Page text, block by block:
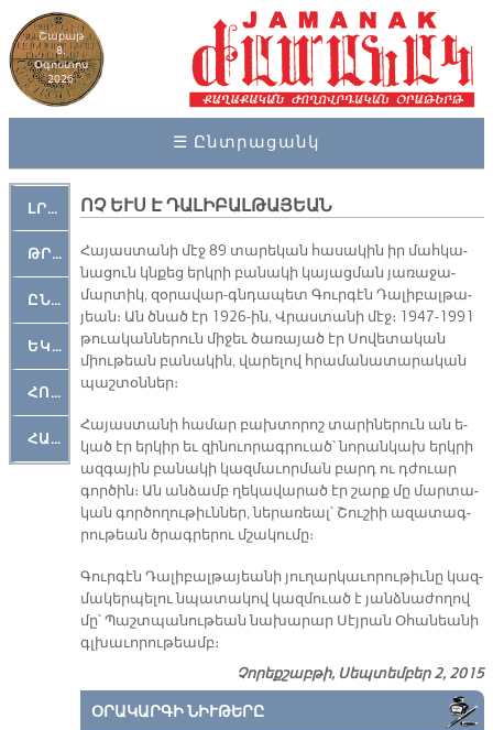
Շաբաթ
8,
Օգոստոս
2026
☰ Ընտրացանկ
ԼՐԱՀՈՍ
ԹՐՔԱՀԱՅ ԿԵԱՆՔ
ԸՆԿԵՐԱՄՇԱԿՈՒԹԱՅԻՆ
ԵԿԵՂԵՑԱԿԱՆ
ՀՈԳԵՄՏԱՒՈՐ
ՀԱՐԹԱԿ
ՈՉ ԵՒՍ Է ԴԱԼԻԲԱԼԹԱՅԵԱՆ
Հա­յաս­տա­նի մէջ 89 տա­րե­կան հա­սա­կին իր մահ­կա­
նա­ցուն կնքեց երկ­րի բա­նա­կի կա­յաց­ման յա­ռա­ջա­
մար­տիկ, զօ­րա­վար-գնդա­պետ Գուր­գէն Դա­լի­բալ­թա­
յեան։ Ան ծնած էր 1926-ին, Վրաս­տա­նի մէջ։ 1947-1991
թուա­կան­նե­րուն մի­ջեւ ծա­ռա­յած էր Սո­վե­տա­կան
միու­թեան բա­նա­կին, վա­րե­լով հրա­մա­նա­տա­րա­կան
պաշ­տօն­ներ։
Հա­յաս­տա­նի հա­մար բախ­տո­րոշ տա­րի­նե­րուն ան ե­
կած էր եր­կիր եւ զի­նուո­րագ­րուած՝ նո­րան­կախ երկ­րի
ազ­գա­յին բա­նա­կի կազ­մա­ւոր­ման բարդ ու դժուար
գոր­ծին։ Ան ան­ձամբ ղե­կա­վա­րած էր շարք մը մար­տա­
կան գոր­ծո­ղու­թիւն­ներ, նե­րա­ռեալ՝ Շու­շիի ա­զա­տագ­
րու­թեան ծրագ­րե­րու մշա­կու­մը։
Գուր­գէն Դա­լի­բալ­թա­յեա­նի յու­ղար­կա­ւո­րու­թիւ­նը կազ­
մա­կեր­պե­լու նպա­տա­կով կազ­մուած է յանձ­նա­ժո­ղով
մը՝ Պաշտ­պա­նու­թեան նա­խա­րար Սէյ­րան Օ­հա­նեա­նի
գլխա­ւո­րու­թեամբ։
Չորեքշաբթի, Սեպտեմբեր 2, 2015
ՕՐԱԿԱՐԳԻ ՆԻՒԹԵՐԸ